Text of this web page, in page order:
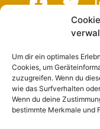
Um dir ein optimales
Cookies, um
zuzugreifen. Wenn du
wie das Surfverhalten
Wenn du deine
bestimmte Merkmale und
Navigation
Start
Abo